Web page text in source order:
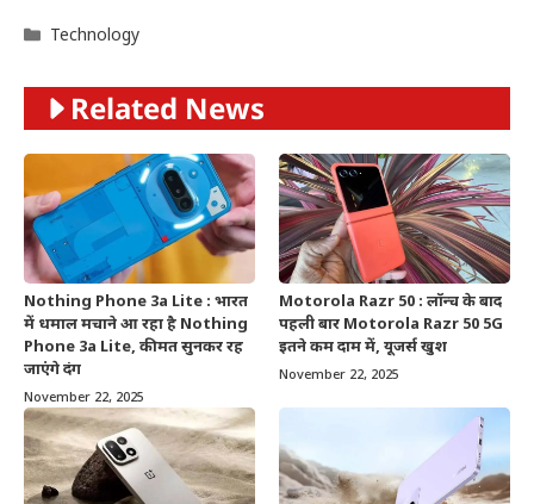
Categories
Technology
Related News
Nothing Phone 3a Lite : भारत
में धमाल मचाने आ रहा है Nothing
Phone 3a Lite, कीमत सुनकर रह
जाएंगे दंग
November 22, 2025
Motorola Razr 50 : लॉन्च के बाद
पहली बार Motorola Razr 50 5G
इतने कम दाम में, यूजर्स खुश
November 22, 2025